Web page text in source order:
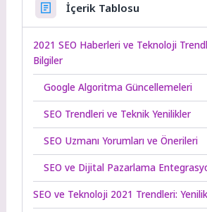
İçerik Tablosu
2021 SEO Haberleri ve Teknoloji
Bilgiler
Google Algoritma Güncellemeleri
SEO Trendleri ve Teknik Yenilikler
SEO Uzmanı Yorumları ve Önerileri
SEO ve Dijital Pazarlama
SEO ve Teknoloji 2021 Trendleri: